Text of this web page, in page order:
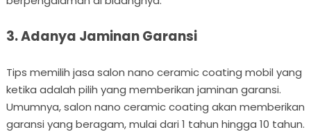
3. Adanya Jaminan Garansi
Tips memilih jasa salon nano ceramic coating mobil yang
ketika adalah pilih yang memberikan jaminan garansi.
Umumnya, salon nano ceramic coating akan memberikan
garansi yang beragam, mulai dari 1 tahun hingga 10 tahun.